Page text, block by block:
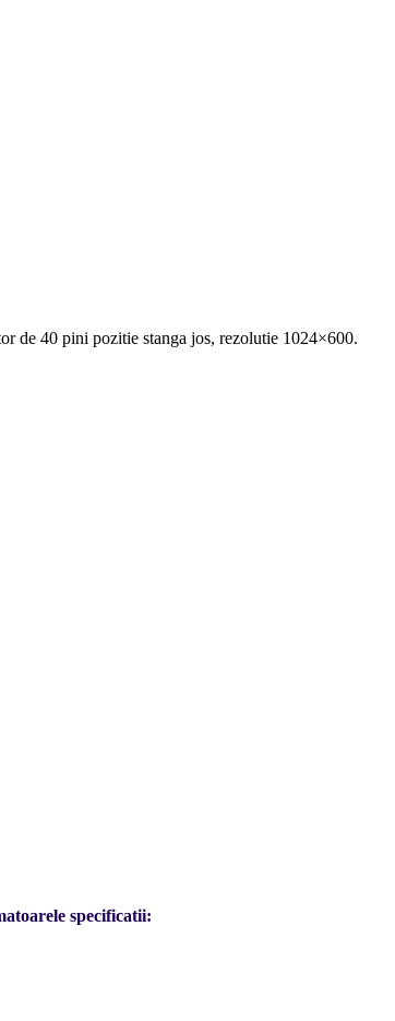
de 40 pini pozitie stanga jos, rezolutie 1024×600.
specificatii: